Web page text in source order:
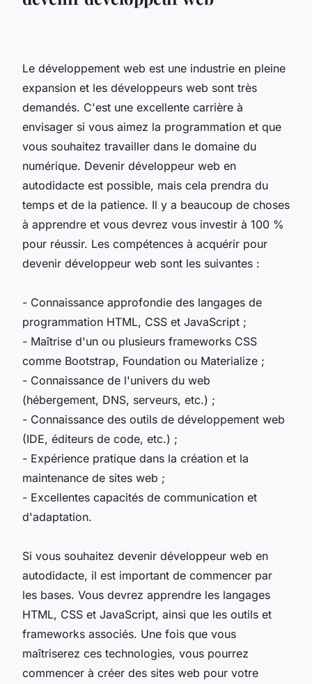
Le développement web est une industrie en pleine
expansion et les développeurs web sont très
demandés. C'est une excellente carrière à
envisager si vous aimez la programmation et que
vous souhaitez travailler dans le domaine du
numérique. Devenir développeur web en
autodidacte est possible, mais cela prendra du
temps et de la patience. Il y a beaucoup de choses
à apprendre et vous devrez vous investir à 100 %
pour réussir. Les compétences à acquérir pour
devenir développeur web sont les suivantes :
- Connaissance approfondie des langages de
programmation HTML, CSS et JavaScript ;
- Maîtrise d'un ou plusieurs frameworks CSS
comme Bootstrap, Foundation ou Materialize ;
- Connaissance de l'univers du web
(hébergement, DNS, serveurs, etc.) ;
- Connaissance des outils de développement web
(IDE, éditeurs de code, etc.) ;
- Expérience pratique dans la création et la
maintenance de sites web ;
- Excellentes capacités de communication et
d'adaptation.
Si vous souhaitez devenir développeur web en
autodidacte, il est important de commencer par
les bases. Vous devrez apprendre les langages
HTML, CSS et JavaScript, ainsi que les outils et
frameworks associés. Une fois que vous
maîtriserez ces technologies, vous pourrez
commencer à créer des sites web pour votre